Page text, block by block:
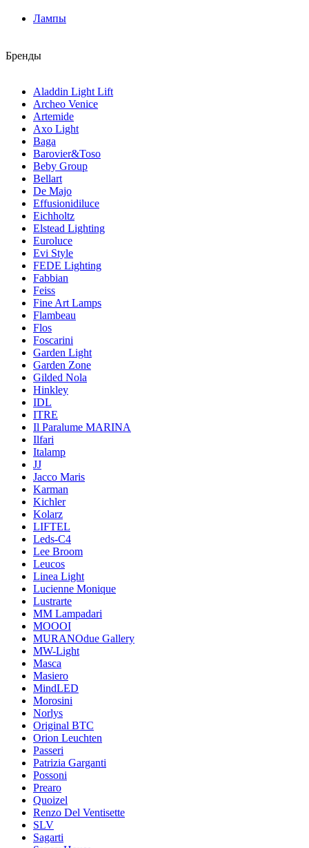
Лампы
Бренды
Aladdin Light Lift
Archeo Venice
Artemide
Axo Light
Baga
Barovier&Toso
Beby Group
Bellart
De Majo
Effusionidiluce
Eichholtz
Elstead Lighting
Euroluce
Evi Style
FEDE Lighting
Fabbian
Feiss
Fine Art Lamps
Flambeau
Flos
Foscarini
Garden Light
Garden Zone
Gilded Nola
Hinkley
IDL
ITRE
Il Paralume MARINA
Ilfari
Italamp
JJ
Jacco Maris
Karman
Kichler
Kolarz
LIFTEL
Leds-C4
Lee Broom
Leucos
Linea Light
Lucienne Monique
Lustrarte
MM Lampadari
MOOOI
MURANOdue Gallery
MW-Light
Masca
Masiero
MindLED
Morosini
Norlys
Original BTC
Orion Leuchten
Passeri
Patrizia Garganti
Possoni
Prearo
Quoizel
Renzo Del Ventisette
SLV
Sagarti